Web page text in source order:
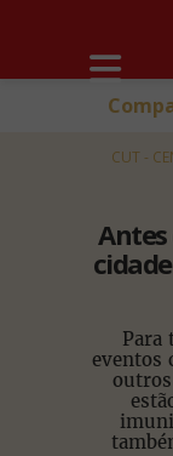
CUT -
Para
eventos
outros